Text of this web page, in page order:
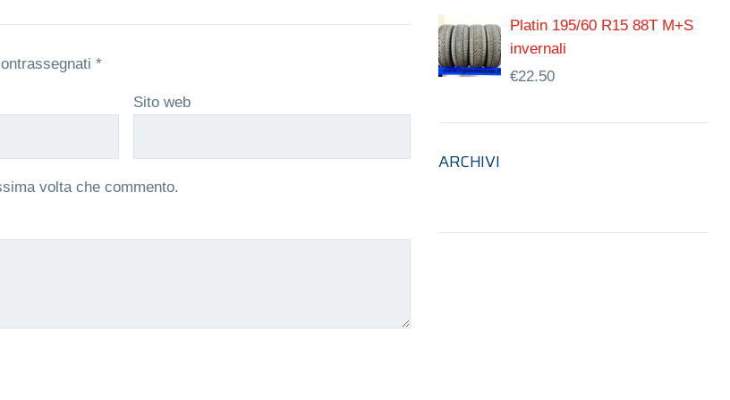
*
Sito web
volta che commento.
Platin 195/60 R15 88T M+S
invernali
€22.50
ARCHIVI